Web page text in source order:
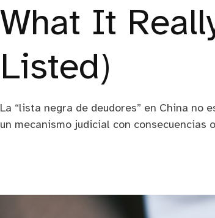
What It
Listed)
La “lista negra de deudores” en China no
un mecanismo judicial con consecuencias